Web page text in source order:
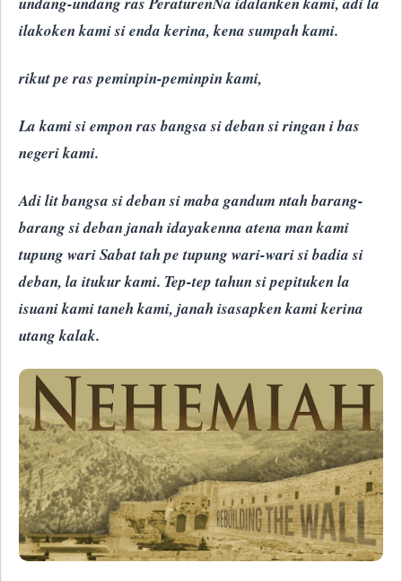
ilakoken kami si enda kerina, kena sumpah kami.
rikut pe ras peminpin-peminpin kami,
La kami si empon ras bangsa si deban si ringan i bas
negeri kami.
Adi lit bangsa si deban si maba gandum ntah barang-
barang si deban janah idayakenna atena man kami
tupung wari Sabat tah pe tupung wari-wari si badia si
deban, la itukur kami. Tep-tep tahun si pepituken la
isuani kami taneh kami, janah isasapken kami kerina
utang kalak.